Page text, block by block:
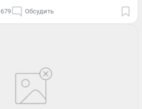
679 Обсудить